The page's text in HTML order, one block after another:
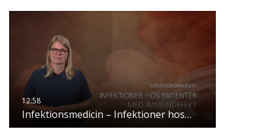
Infektionsmedicin – Infektioner hos…